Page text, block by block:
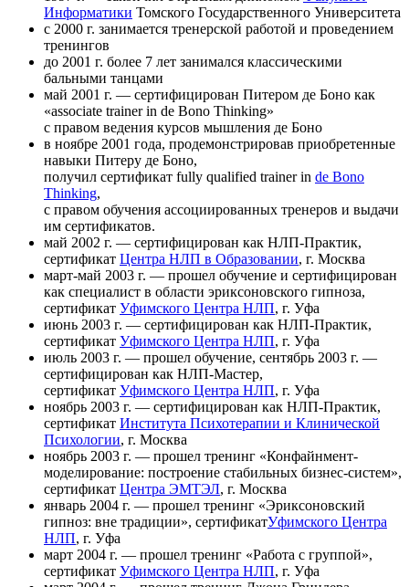
Информатики Томского Государственного Университета
с 2000 г. занимается тренерской работой и проведением
тренингов
до 2001 г. более 7 лет занимался классическими
бальными танцами
май 2001 г. — сертифицирован Питером де Боно как
«associate trainer in de Bono Thinking»
с правом ведения курсов мышления де Боно
в ноябре 2001 года, продемонстрировав приобретенные
навыки Питеру де Боно,
получил сертификат fully qualified trainer in de Bono
Thinking,
с правом обучения ассоциированных тренеров и выдачи
им сертификатов.
май 2002 г. — сертифицирован как НЛП-Практик,
сертификат Центра НЛП в Образовании, г. Москва
март-май 2003 г. — прошел обучение и сертифицирован
как специалист в области эриксоновского гипноза,
сертификат Уфимского Центра НЛП, г. Уфа
июнь 2003 г. — сертифицирован как НЛП-Практик,
сертификат Уфимского Центра НЛП, г. Уфа
июль 2003 г. — прошел обучение, сентябрь 2003 г. —
сертифицирован как НЛП-Мастер,
сертификат Уфимского Центра НЛП, г. Уфа
ноябрь 2003 г. — сертифицирован как НЛП-Практик,
сертификат Института Психотерапии и Клинической
Психологии, г. Москва
ноябрь 2003 г. — прошел тренинг «Конфайнмент-
моделирование: построение стабильных бизнес-систем»,
сертификат Центра ЭМТЭЛ, г. Москва
январь 2004 г. — прошел тренинг «Эриксоновский
гипноз: вне традиции», сертификатУфимского Центра
НЛП, г. Уфа
март 2004 г. — прошел тренинг «Работа с группой»,
сертификат Уфимского Центра НЛП, г. Уфа